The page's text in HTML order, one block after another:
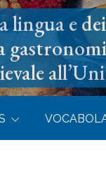
lingua e